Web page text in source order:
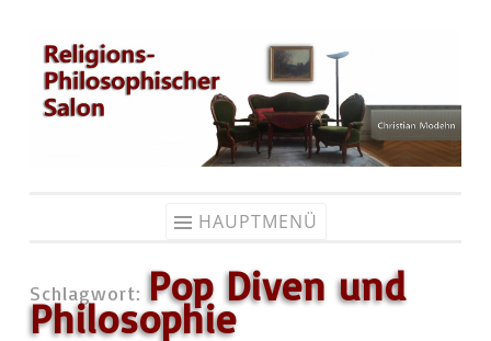
Zum
Inhalt
springen
HAUPTMENÜ
Schlagwort: Pop Diven und
Philosophie